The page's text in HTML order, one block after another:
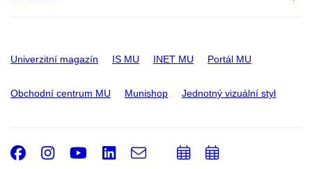
Univerzitní magazín IS MU INET MU Portál MU
Obchodní centrum MU Munishop Jednotný vizuální styl
Facebook
Instagram
Youtube
LinkedIn
e-
PřidatPřidat